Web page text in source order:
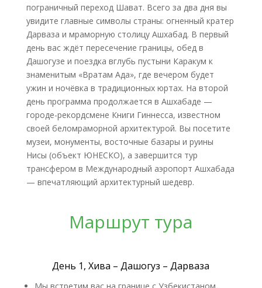
пограничный переход Шават. Всего за два дня вы
увидите главные символы страны: огненный кратер
Дарваза и мраморную столицу Ашхабад. В первый
день вас ждёт пересечение границы, обед в
Дашогузе и поездка вглубь пустыни Каракум к
знаменитым «Вратам Ада», где вечером будет
ужин и ночёвка в традиционных юртах. На второй
день программа продолжается в Ашхабаде —
городе-рекордсмене Книги Гиннесса, известном
своей беломраморной архитектурой. Вы посетите
музеи, монументы, восточные базары и руины
Нисы (объект ЮНЕСКО), а завершится тур
трансфером в Международный аэропорт Ашхабада
— впечатляющий архитектурный шедевр.
Маршрут тура
День 1, Хива – Дашогуз – Дарваза